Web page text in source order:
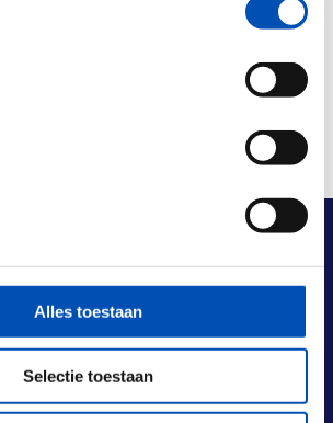
Alles toestaan
Selectie toestaan